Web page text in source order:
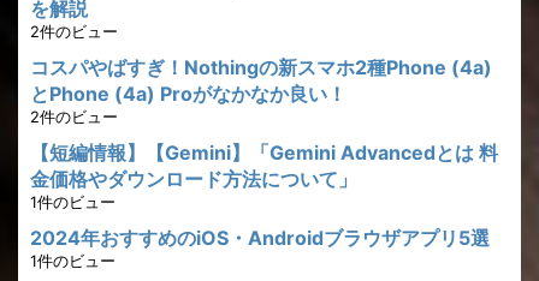
を解説
2件のビュー
コスパやばすぎ！Nothingの新スマホ2種Phone (4a)
とPhone (4a) Proがなかなか良い！
2件のビュー
【短編情報】【Gemini】「Gemini Advancedとは 料
金価格やダウンロード方法について」
1件のビュー
2024年おすすめのiOS・Androidブラウザアプリ5選
1件のビュー